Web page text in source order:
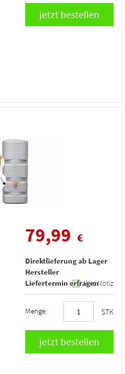
79,99 €
Direktlieferung ab Lager
Hersteller
Liefertermin erfragenIhre Notiz
Menge: STK